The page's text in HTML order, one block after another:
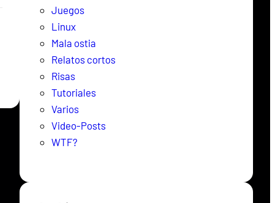
Juegos
Linux
Mala ostia
Relatos cortos
Risas
Tutoriales
Varios
Video-Posts
WTF?